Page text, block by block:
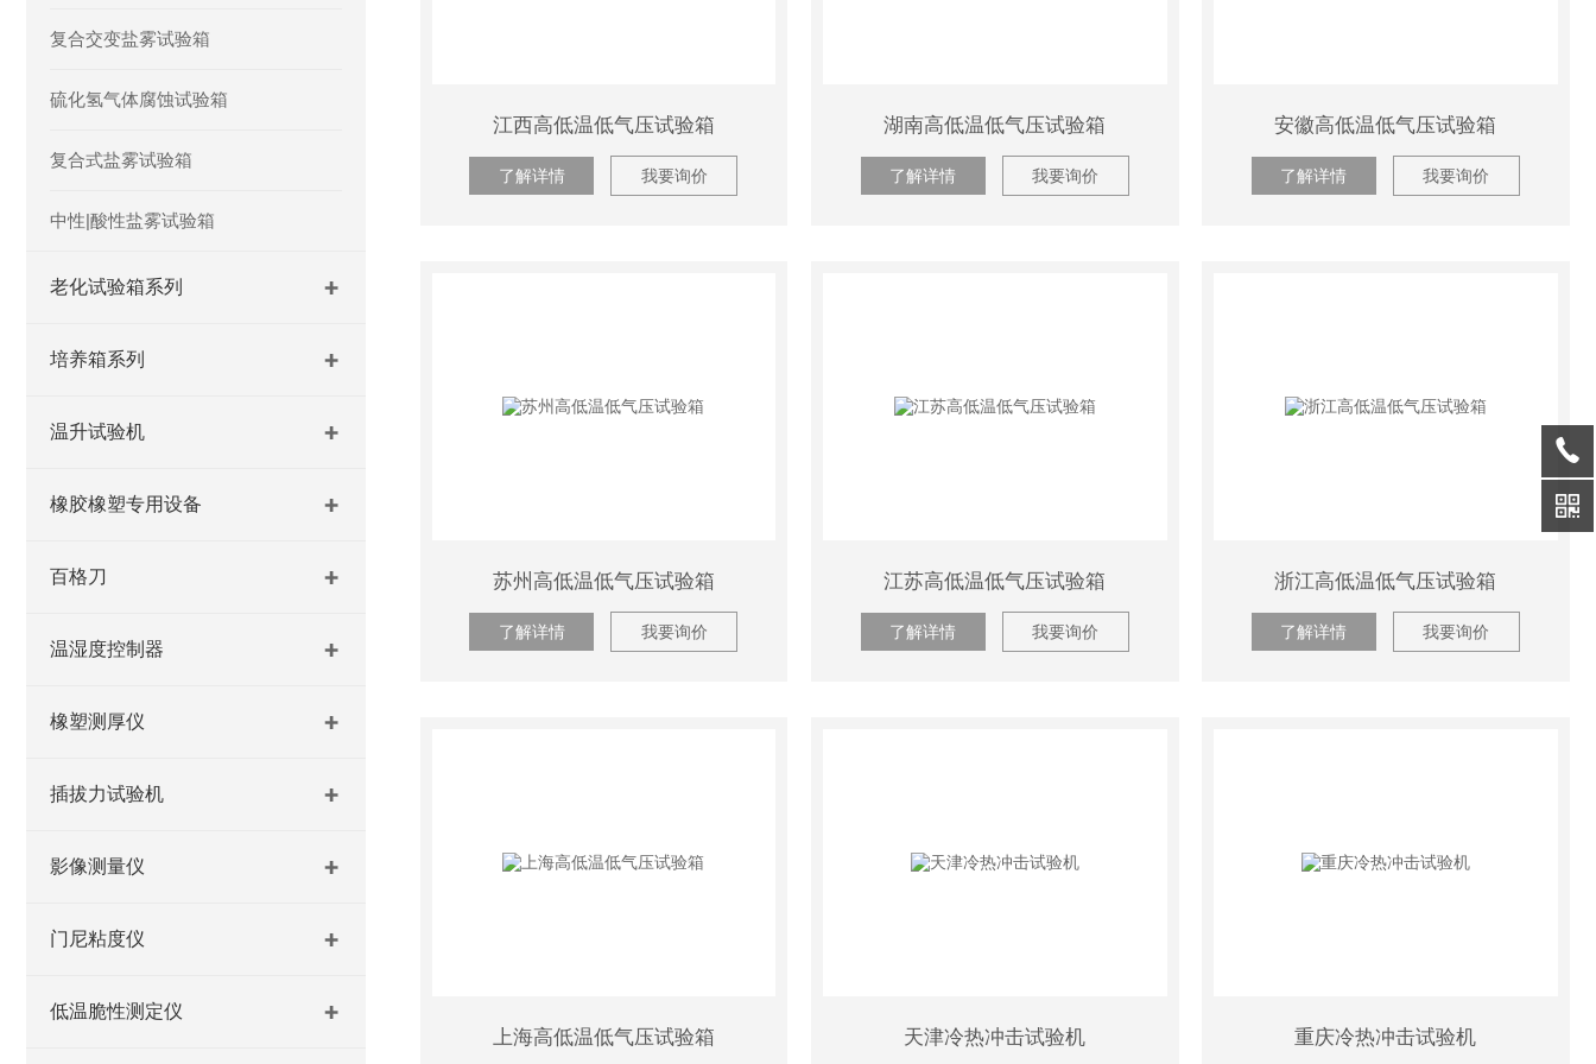
复合交变盐雾试验箱
硫化氢气体腐蚀试验箱
复合式盐雾试验箱
中性|酸性盐雾试验箱
老化试验箱系列
培养箱系列
温升试验机
橡胶橡塑专用设备
百格刀
温湿度控制器
橡塑测厚仪
插拔力试验机
影像测量仪
门尼粘度仪
低温脆性测定仪
江西高低温低气压试验箱
了解详情 我要询价
湖南高低温低气压试验箱
了解详情 我要询价
安徽高低温低气压试验箱
了解详情 我要询价
苏州高低温低气压试验箱
了解详情 我要询价
江苏高低温低气压试验箱
了解详情 我要询价
浙江高低温低气压试验箱
了解详情 我要询价
上海高低温低气压试验箱 天津冷热冲击试验机 重庆冷热冲击试验机